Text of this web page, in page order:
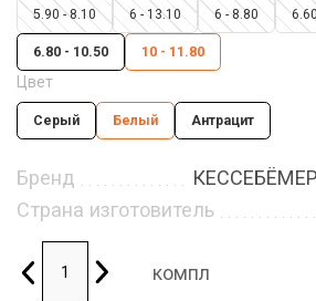
5.90 - 8.10 6 - 13.10 6 - 8.80
6.80 - 10.50 10 - 11.80
Цвет
Серый Белый Антрацит
Бренд
КЕССЕБЁМЕР
Страна изготовитель
компл